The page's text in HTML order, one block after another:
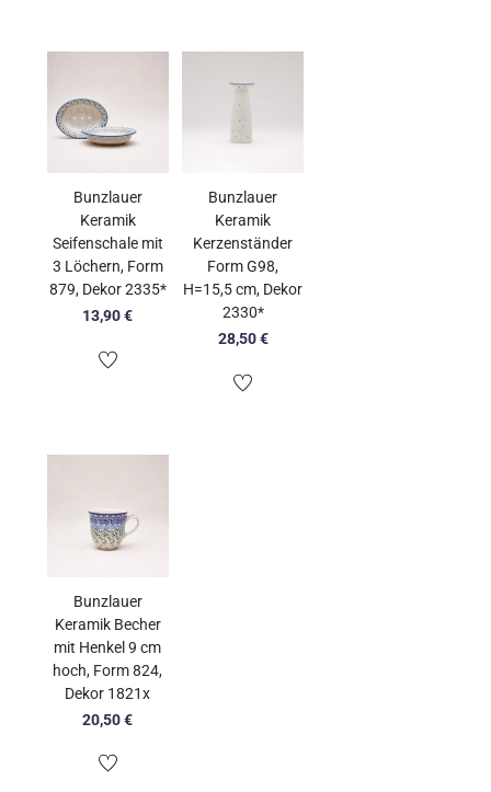
Bunzlauer
Keramik
Seifenschale mit
3 Löchern, Form
879, Dekor 2335*
13,90€
Bunzlauer
Keramik
Kerzenständer
Form G98,
H=15,5 cm, Dekor
2330*
28,50€
Bunzlauer
Keramik Becher
mit Henkel 9 cm
hoch, Form 824,
Dekor 1821x
20,50€